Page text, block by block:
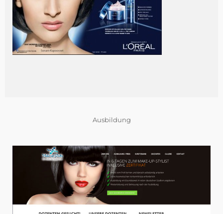
Ausbildung